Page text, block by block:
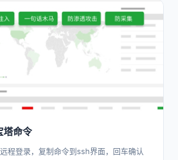
塔命令
程登录，复制命令到ssh界面，回车确认